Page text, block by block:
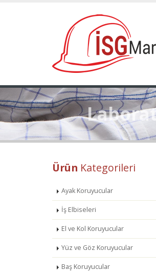
Ürün Kategorileri
Ayak Koruyucular
İş Elbiseleri
El ve Kol Koruyucular
Yüz ve Göz Koruyucular
Baş Koruyucular